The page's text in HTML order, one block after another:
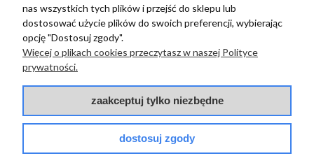
BAZA WIEDZY
PŁATNOŚCI I DOSTAWA
nas wszystkich tych plików i przejść do sklepu lub
dostosować użycie plików do swoich preferencji, wybierając
opcję "Dostosuj zgody".
Więcej o plikach cookies przeczytasz w naszej Polityce
prywatności.
zaakceptuj tylko niezbędne
dostosuj zgody